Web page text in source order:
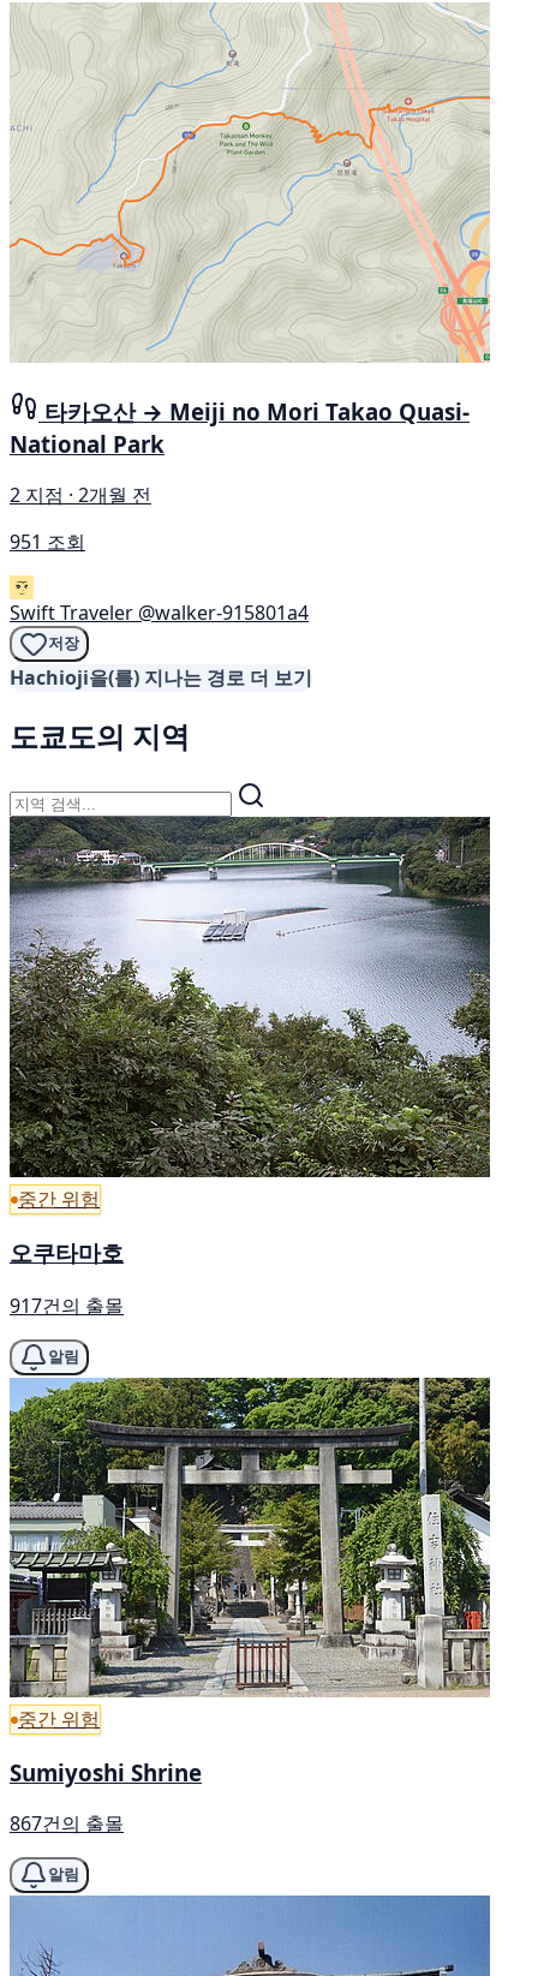
타카오산 → Meiji no Mori Takao Quasi-
National Park
2 지점 · 2개월 전
951 조회
Swift Traveler @walker-915801a4
저장
Hachioji을(를) 지나는 경로 더 보기
도쿄도의 지역
중간 위험
오쿠타마호
917건의 출몰
알림
중간 위험
Sumiyoshi Shrine
867건의 출몰
알림